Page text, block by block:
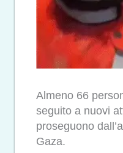
Almeno 66
seguito a nuovi
proseguono
Gaza.